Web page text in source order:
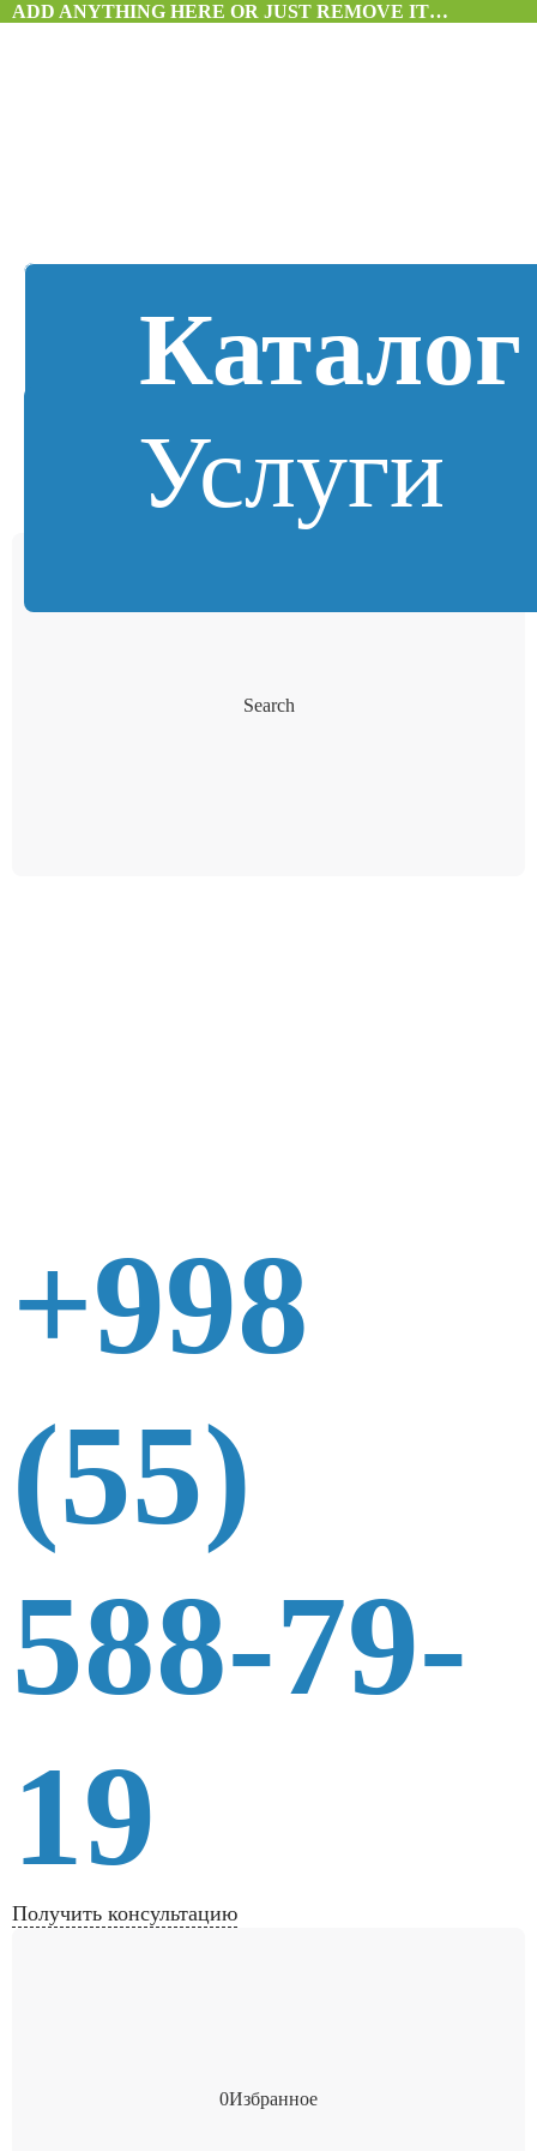
ADD ANYTHING HERE OR JUST REMOVE IT…
Каталог
Услуги
Search
+998
(55)
588-79-
19
Получить консультацию
0Избранное